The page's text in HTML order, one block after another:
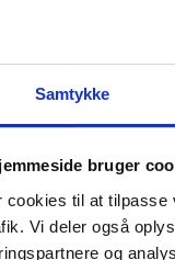
Samtykke
bruger
cookies til at tilpasse
Vi deler også
og